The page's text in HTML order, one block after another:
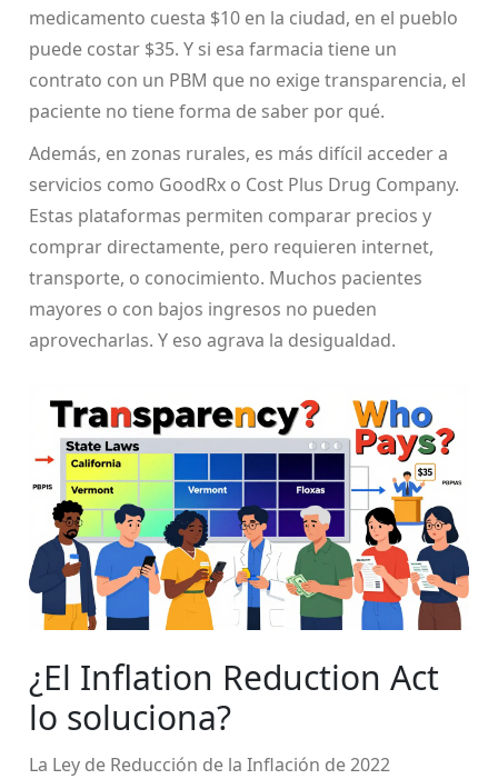
medicamento cuesta $10 en la ciudad, en el pueblo
puede costar $35. Y si esa farmacia tiene un
contrato con un PBM que no exige transparencia, el
paciente no tiene forma de saber por qué.
Además, en zonas rurales, es más difícil acceder a
servicios como GoodRx o Cost Plus Drug Company.
Estas plataformas permiten comparar precios y
comprar directamente, pero requieren internet,
transporte, o conocimiento. Muchos pacientes
mayores o con bajos ingresos no pueden
aprovecharlas. Y eso agrava la desigualdad.
¿El Inflation Reduction Act
lo soluciona?
La Ley de Reducción de la Inflación de 2022